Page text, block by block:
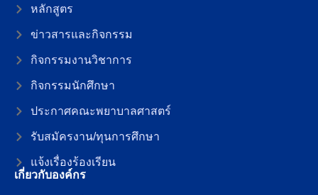
หลักสูตร
ข่าวสารและกิจกรรม
กิจกรรมงานวิชาการ
กิจกรรมนักศึกษา
ประกาศคณะพยาบาลศาสตร์
รับสมัครงาน/ทุนการศึกษา
แจ้งเรื่องร้องเรียน
เกี่ยวกับองค์กร